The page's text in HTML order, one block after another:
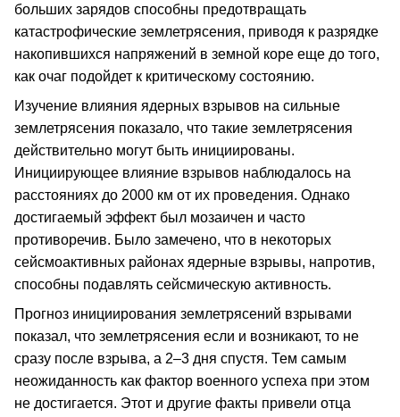
больших зарядов способны предотвращать
катастрофические землетрясения, приводя к разрядке
накопившихся напряжений в земной коре еще до того,
как очаг подойдет к критическому состоянию.
Изучение влияния ядерных взрывов на сильные
землетрясения показало, что такие землетрясения
действительно могут быть инициированы.
Инициирующее влияние взрывов наблюдалось на
расстояниях до 2000 км от их проведения. Однако
достигаемый эффект был мозаичен и часто
противоречив. Было замечено, что в некоторых
сейсмоактивных районах ядерные взрывы, напротив,
способны подавлять сейсмическую активность.
Прогноз инициирования землетрясений взрывами
показал, что землетрясения если и возникают, то не
сразу после взрыва, а 2–3 дня спустя. Тем самым
неожиданность как фактор военного успеха при этом
не достигается. Этот и другие факты привели отца